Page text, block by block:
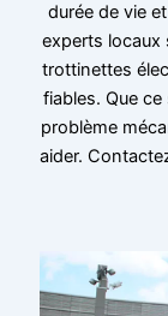
durée de vie et
experts locaux
trottinettes
fiables. Que
problème
aider.